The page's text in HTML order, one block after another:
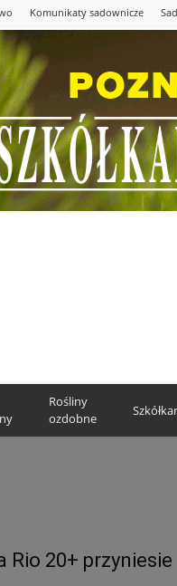
Komunikaty sadownicze
Rośliny
ozdobne
Rio 20+ przyniesie